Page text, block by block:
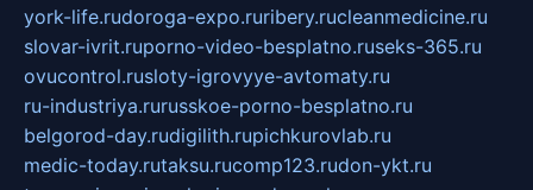
york-life.rudoroga-expo.ruribery.rucleanmedicine.ru
slovar-ivrit.ruporno-video-besplatno.ruseks-365.ru
ovucontrol.rusloty-igrovyye-avtomaty.ru
ru-industriya.rurusskoe-porno-besplatno.ru
belgorod-day.rudigilith.rupichkurovlab.ru
medic-today.rutaksu.rucomp123.rudon-ykt.ru